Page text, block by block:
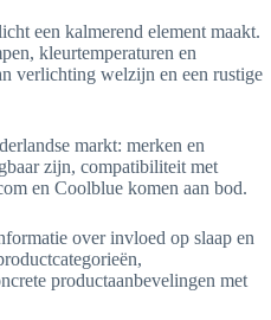
een kalmerend element maakt.
kleurtemperaturen en
verlichting welzijn en een rustige
markt: merken en
zijn, compatibiliteit met
en Coolblue komen aan bod.
over invloed op slaap en
productaanbevelingen met